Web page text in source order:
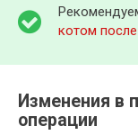
котом
Изменения в
операции